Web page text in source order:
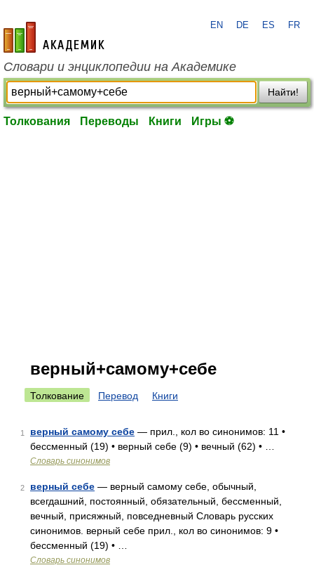
academic.ru
EN DE ES FR
Словари и энциклопедии на Академике
Найти!
Толкования Переводы Книги Игры ⚽
верный+самому+себе
Толкование Перевод Книги
1 верный самому себе — прил., кол во синонимов: 11 •
бессменный (19) • верный себе (9) • вечный (62) • …
Словарь синонимов
2 верный себе — верный самому себе, обычный,
всегдашний, постоянный, обязательный, бессменный,
вечный, присяжный, повседневный Словарь русских
синонимов. верный себе прил., кол во синонимов: 9 •
бессменный (19) • …
Словарь синонимов